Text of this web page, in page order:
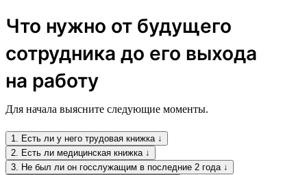
Что нужно от будущего
сотрудника до его выхода
на работу
Для начала выясните следующие моменты.
1. Есть ли у него трудовая книжка ↓
2. Есть ли медицинская книжка ↓
3. Не был ли он госслужащим в последние 2 года ↓